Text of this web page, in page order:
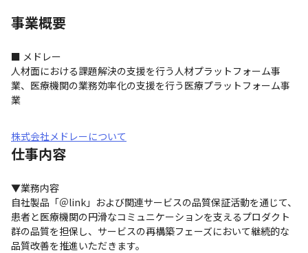
事業概要
■ メドレー
人材面における課題解決の支援を行う人材プラットフォーム事
業、医療機関の業務効率化の支援を行う医療プラットフォーム事
業
株式会社メドレーについて
仕事内容
▼業務内容
自社製品「＠link」および関連サービスの品質保証活動を通じて、
患者と医療機関の円滑なコミュニケーションを支えるプロダクト
群の品質を担保し、サービスの再構築フェーズにおいて継続的な
品質改善を推進いただきます。